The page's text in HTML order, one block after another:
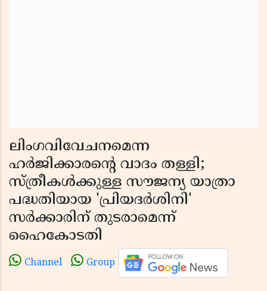
ലിംഗവിവേചനമെന്ന
ഹർജിക്കാരൻ്റെ വാദം തള്ളി;
സ്ത്രീകൾക്കുള്ള സൗജന്യ യാത്രാ
പദ്ധതിയായ 'പ്രിയദർശിനി'
സർക്കാരിന് തുടരാമെന്ന്
ഹൈകോടതി
Channel Group